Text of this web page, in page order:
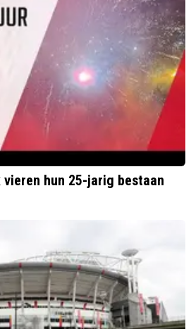
vieren hun 25-jarig bestaan